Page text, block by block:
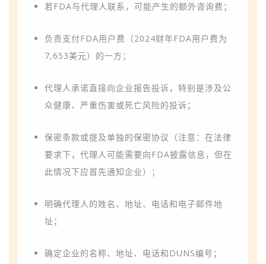
若FDA与代理人联系，可能产生的额外咨询费；
负责支付FDA用户费（2024财年FDA用户费为
7,653美元）的一方；
代理人承诺直接向企业报告投诉，特别是涉及公
众健康、严重伤害或死亡风险的投诉；
保密条款或提及单独的保密协议（注意：在法律
要求下，代理人可能需要向FDA披露信息，但在
此情况下应首先通知企业）；
明确代理人的姓名、地址、电话和电子邮件地
址；
确定企业的名称、地址、电话和DUNS编号；